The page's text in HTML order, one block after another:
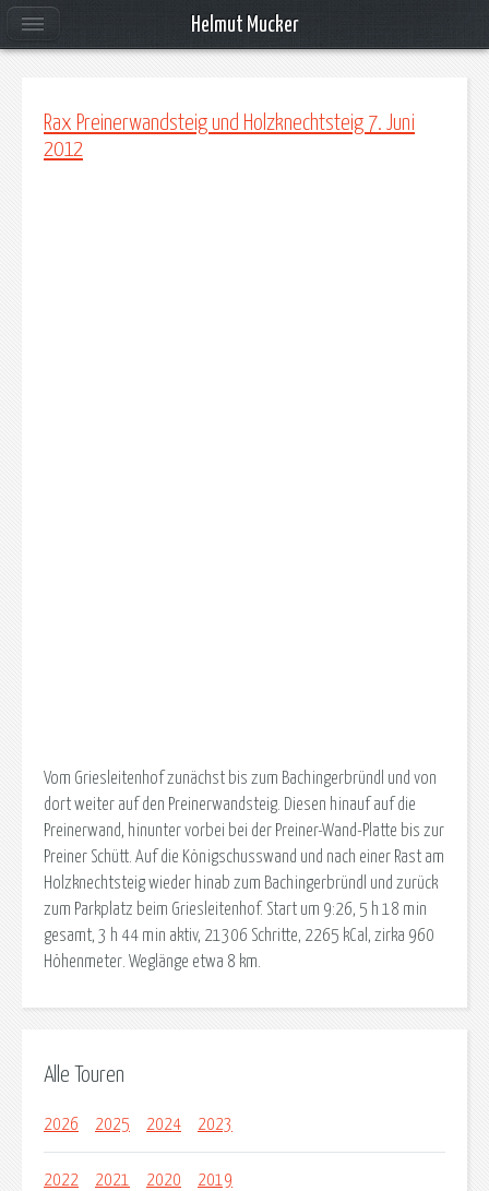
Rax Preinerwandsteig und Holzknechtsteig 7. Juni
2012
Vom Griesleitenhof zunächst bis zum Bachingerbründl und von
dort weiter auf den Preinerwandsteig. Diesen hinauf auf die
Preinerwand, hinunter vorbei bei der Preiner-Wand-Platte bis zur
Preiner Schütt. Auf die Königschusswand und nach einer Rast am
Holzknechtsteig wieder hinab zum Bachingerbründl und zurück
zum Parkplatz beim Griesleitenhof. Start um 9:26, 5 h 18 min
gesamt, 3 h 44 min aktiv, 21306 Schritte, 2265 kCal, zirka 960
Höhenmeter. Weglänge etwa 8 km.
Alle Touren
2026 2025 2024 2023
2022 2021 2020 2019
Helmut Mucker